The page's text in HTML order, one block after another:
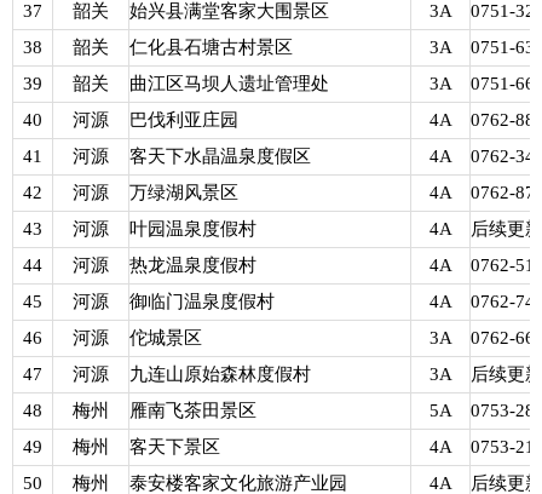
37
韶关 始兴县满堂客家大围景区 3A
0751-
38
韶关 仁化县石塘古村景区 3A
0751-
39
韶关 曲江区马坝人遗址管理处 3A
0751-
40
河源 巴伐利亚庄园 4A
0762-
41
河源 客天下水晶温泉度假区 4A
0762-
42
河源 万绿湖风景区 4A
0762-
43
河源 叶园温泉度假村 4A
后续更新
44
河源 热龙温泉度假村 4A
0762-
45
河源 御临门温泉度假村 4A
0762-
46
河源 佗城景区 3A
0762-
47
河源 九连山原始森林度假村 3A
后续更新
48
梅州 雁南飞茶田景区 5A
0753-
49
梅州 客天下景区 4A
0753-
50
梅州 泰安楼客家文化旅游产业园 4A 后续更新